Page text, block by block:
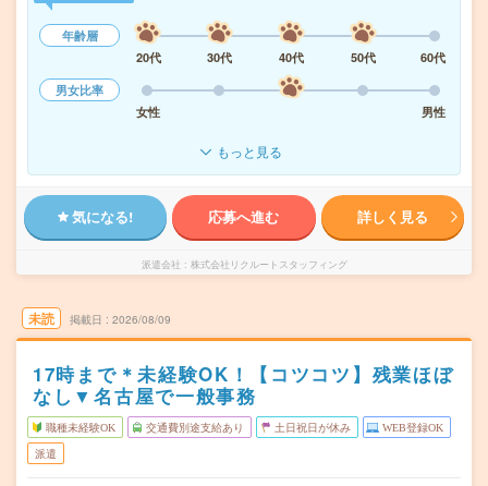
年齢層
20代
30代 40代 50代
60代
男女比率
女性
男性
もっと見る
気になる! 応募へ進む 詳しく見る
派遣会社 株式会社リクルートスタッフィング
未読 掲載日 2026/08/09
17時まで＊未経験OK！【コツコツ】残業ほぼ
なし▼名古屋で一般事務
職種未経験OK 交通費別途支給あり 土日祝日が休み WEB登録OK
派遣